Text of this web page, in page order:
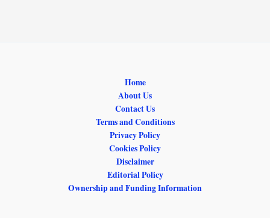
Home
About Us
Contact Us
Terms and Conditions
Privacy Policy
Cookies Policy
Disclaimer
Editorial Policy
Ownership and Funding Information